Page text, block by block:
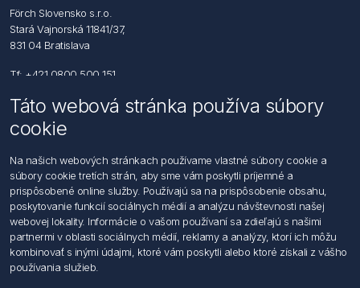
Förch Slovensko s.r.o.
Stará Vajnorská 11841/37,
831 04 Bratislava
Tf: +421 0800 500 151
Email: office@foerch.sk
Kontaktujte nás
Informácie
Imprint
Vyhlásenie k ochrane údajov
Všeobecné dodacie a obchodné podmienky
Obchodný zástupca
Táto webová stránka používa súbory
cookie
Na našich webových stránkach používame vlastné súbory cookie a
súbory cookie tretích strán, aby sme vám poskytli príjemné a
prispôsobené online služby. Používajú sa na prispôsobenie obsahu,
poskytovanie funkcií sociálnych médií a analýzu návštevnosti našej
webovej lokality. Informácie o vašom používaní sa zdieľajú s našimi
partnermi v oblasti sociálnych médií, reklamy a analýzy, ktorí ich môžu
kombinovať s inými údajmi, ktoré vám poskytli alebo ktoré získali z vášho
používania služieb.